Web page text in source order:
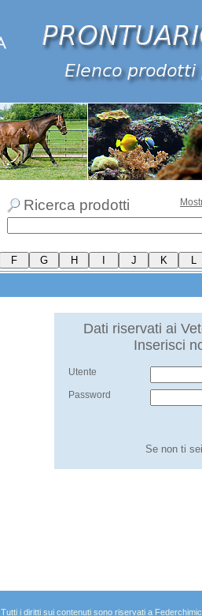
Ricerca prodotti
Dati riservati ai
Inserisci
Utente
Password
Se non ti
Tutti i diritti sui contenuti sono riservati a